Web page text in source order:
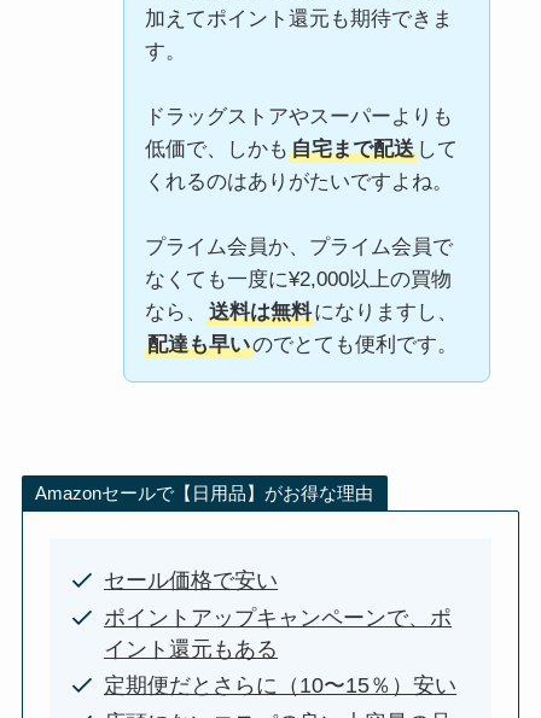
加えてポイント還元も期待できま
す。
ドラッグストアやスーパーよりも
低価で、しかも 自宅まで配送して
くれるのはありがたいですよね。
プライム会員か、プライム会員で
なくても一度に¥2,000以上の買物
なら、
送料は無料になりますし、
配達も早いのでとても便利です。
Amazonセールで【日用品】がお得な理由
セール価格で安い
ポイントアップキャンペーンで、ポ
イント還元もある
定期便だとさらに（10〜15％）安い